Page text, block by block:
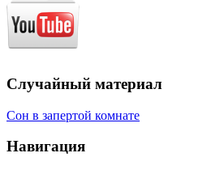
Случайный материал
Сон в запертой комнате
Навигация